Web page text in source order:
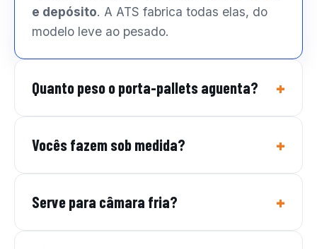
e depósito. A ATS fabrica todas elas, do
modelo leve ao pesado.
Quanto peso o porta-pallets aguenta?
Vocês fazem sob medida?
Serve para câmara fria?